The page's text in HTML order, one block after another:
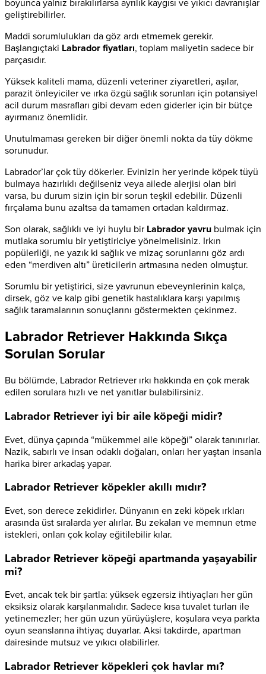
boyunca yalnız bırakılırlarsa ayrılık kaygısı ve yıkıcı davranışlar
geliştirebilirler.
Maddi sorumlulukları da göz ardı etmemek gerekir.
Başlangıçtaki Labrador fiyatları, toplam maliyetin sadece bir
parçasıdır.
Yüksek kaliteli mama, düzenli veteriner ziyaretleri, aşılar,
parazit önleyiciler ve ırka özgü sağlık sorunları için potansiyel
acil durum masrafları gibi devam eden giderler için bir bütçe
ayırmanız önemlidir.
Unutulmaması gereken bir diğer önemli nokta da tüy dökme
sorunudur.
Labrador’lar çok tüy dökerler. Evinizin her yerinde köpek tüyü
bulmaya hazırlıklı değilseniz veya ailede alerjisi olan biri
varsa, bu durum sizin için bir sorun teşkil edebilir. Düzenli
fırçalama bunu azaltsa da tamamen ortadan kaldırmaz.
Son olarak, sağlıklı ve iyi huylu bir Labrador yavru bulmak için
mutlaka sorumlu bir yetiştiriciye yönelmelisiniz. Irkın
popülerliği, ne yazık ki sağlık ve mizaç sorunlarını göz ardı
eden “merdiven altı” üreticilerin artmasına neden olmuştur.
Sorumlu bir yetiştirici, size yavrunun ebeveynlerinin kalça,
dirsek, göz ve kalp gibi genetik hastalıklara karşı yapılmış
sağlık taramalarının sonuçlarını göstermekten çekinmez.
Labrador Retriever Hakkında Sıkça
Sorulan Sorular
Bu bölümde, Labrador Retriever ırkı hakkında en çok merak
edilen sorulara hızlı ve net yanıtlar bulabilirsiniz.
Labrador Retriever iyi bir aile köpeği midir?
Evet, dünya çapında “mükemmel aile köpeği” olarak tanınırlar.
Nazik, sabırlı ve insan odaklı doğaları, onları her yaştan insanla
harika birer arkadaş yapar.
Labrador Retriever köpekler akıllı mıdır?
Evet, son derece zekidirler. Dünyanın en zeki köpek ırkları
arasında üst sıralarda yer alırlar. Bu zekaları ve memnun etme
istekleri, onları çok kolay eğitilebilir kılar.
Labrador Retriever köpeği apartmanda yaşayabilir
mi?
Evet, ancak tek bir şartla: yüksek egzersiz ihtiyaçları her gün
eksiksiz olarak karşılanmalıdır. Sadece kısa tuvalet turları ile
yetinemezler; her gün uzun yürüyüşlere, koşulara veya parkta
oyun seanslarına ihtiyaç duyarlar. Aksi takdirde, apartman
dairesinde mutsuz ve yıkıcı olabilirler.
Labrador Retriever köpekleri çok havlar mı?